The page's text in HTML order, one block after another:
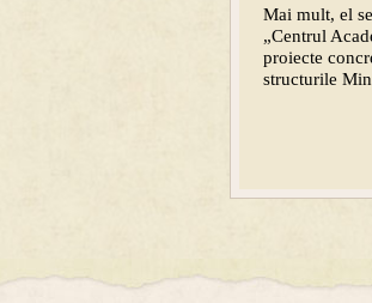
Mai mult, el
„Centrul
proiecte
structurile